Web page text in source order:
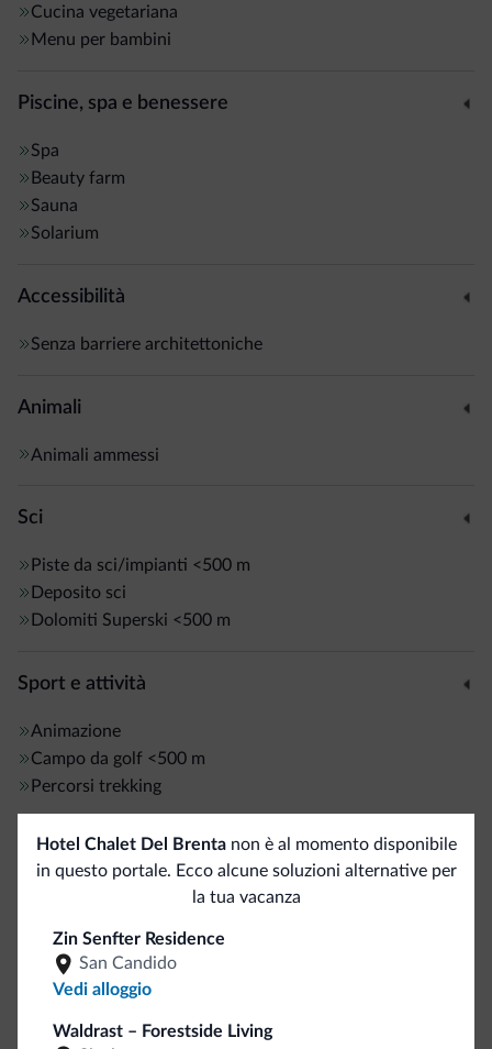
Cucina vegetariana
Menu per bambini
Piscine, spa e benessere
Spa
Beauty farm
Sauna
Solarium
Accessibilità
Senza barriere architettoniche
Animali
Animali ammessi
Sci
Piste da sci/impianti <500 m
Deposito sci
Dolomiti Superski <500 m
Sport e attività
Animazione
Campo da golf <500 m
Percorsi trekking
Servizi generali
Business
Sala congressi
Hotel Chalet Del Brentanon è al momento disponibile
in questo portale. Ecco alcune soluzioni alternative per
la tua vacanza
Zin Senfter Residence
San Candido
Vedi alloggio
Waldrast – Forestside Living